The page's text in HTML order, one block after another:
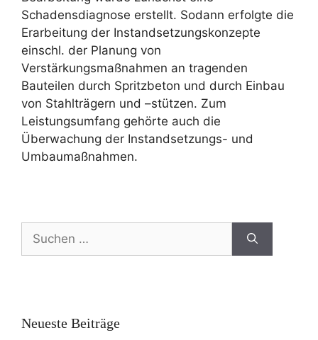
Schadensdiagnose erstellt. Sodann erfolgte die
Erarbeitung der Instandsetzungskonzepte
einschl. der Planung von
Verstärkungsmaßnahmen an tragenden
Bauteilen durch Spritzbeton und durch Einbau
von Stahlträgern und –stützen. Zum
Leistungsumfang gehörte auch die
Überwachung der Instandsetzungs- und
Umbaumaßnahmen.
Neueste Beiträge